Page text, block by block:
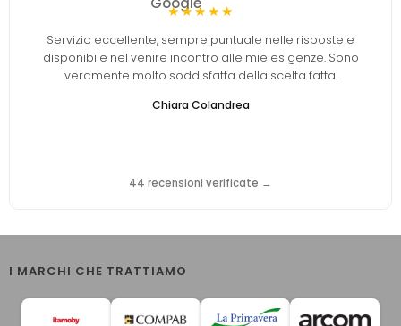
★★★★★
Servizio eccellente, sempre puntuale nelle risposte e
disponibile nel venire incontro alle mie esigenze. Sono
veramente molto soddisfatta della scelta fatta.
Chiara Colandrea
44 recensioni verificate →
I MARCHI CHE TRATTIAMO